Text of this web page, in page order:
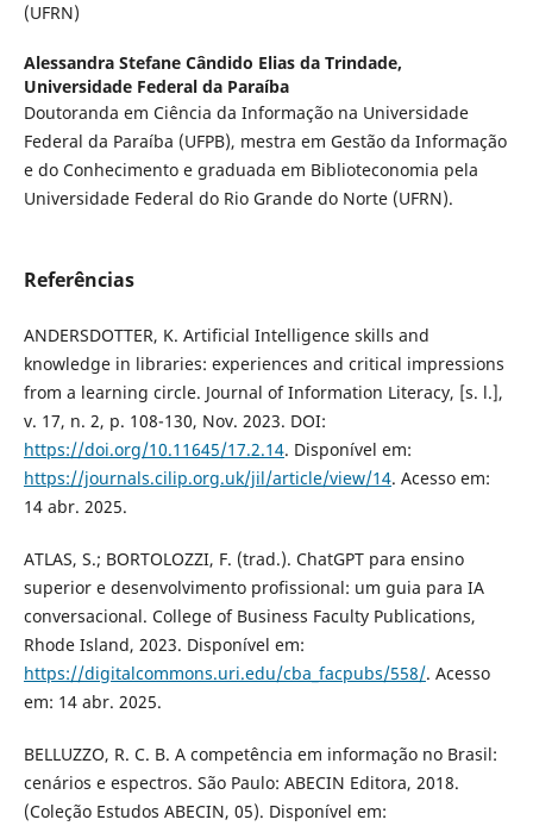
(UFRN)
Alessandra Stefane Cândido Elias da Trindade,
Universidade Federal da Paraíba
Doutoranda em Ciência da Informação na Universidade
Federal da Paraíba (UFPB), mestra em Gestão da Informação
e do Conhecimento e graduada em Biblioteconomia pela
Universidade Federal do Rio Grande do Norte (UFRN).
Referências
ANDERSDOTTER, K. Artificial Intelligence skills and
knowledge in libraries: experiences and critical impressions
from a learning circle. Journal of Information Literacy, [s. l.],
v. 17, n. 2, p. 108-130, Nov. 2023. DOI:
https://doi.org/10.11645/17.2.14. Disponível em:
https://journals.cilip.org.uk/jil/article/view/14. Acesso em:
14 abr. 2025.
ATLAS, S.; BORTOLOZZI, F. (trad.). ChatGPT para ensino
superior e desenvolvimento profissional: um guia para IA
conversacional. College of Business Faculty Publications,
Rhode Island, 2023. Disponível em:
https://digitalcommons.uri.edu/cba_facpubs/558/. Acesso
em: 14 abr. 2025.
BELLUZZO, R. C. B. A competência em informação no Brasil:
cenários e espectros. São Paulo: ABECIN Editora, 2018.
(Coleção Estudos ABECIN, 05). Disponível em: